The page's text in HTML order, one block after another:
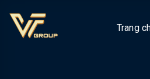
đến
Trang